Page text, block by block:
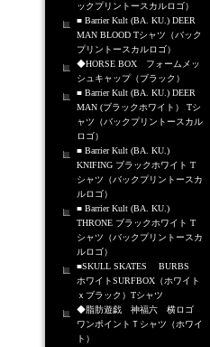
ックプリントースカルロゴ）
■ Barrier Kult (BA. KU.) DEER
MAN BLOOD Tシャツ（バック
プリントースカルロゴ）
◆HORSE BOX フォームメッ
シュキャップ（ブラック）
■ Barrier Kult (BA. KU.) DEER
MAN (ブラックホワイト） Tシ
ャツ（バックプリントースカル
ロゴ）
■ Barrier Kult (BA. KU.)
KNIFING ブラックホワイト T
シャツ（バックプリントースカ
ルロゴ）
■ Barrier Kult (BA. KU.)
THRONE ブラックホワイト T
シャツ（バックプリントースカ
ルロゴ）
■SKULL SKATES BURBS
ホワイトSURFBOX（ホワイト
ｘブラック）Tシャツ
◆脂肪遊戯 神福六 横ロゴ
ワンポイントＴシャツ（ホワイ
ト）